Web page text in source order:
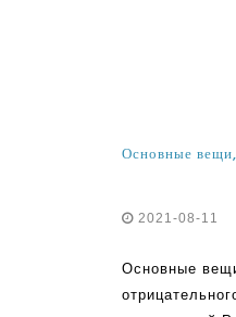
2021-08-11
Основные